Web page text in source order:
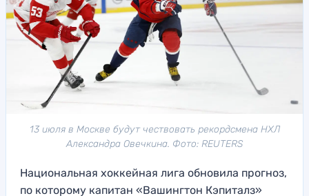
13 июля в Москве будут чествовать рекордсмена НХЛ
Александра Овечкина. Фото: REUTERS
Национальная хоккейная лига обновила прогноз,
по которому капитан «Вашингтон Кэпиталз»